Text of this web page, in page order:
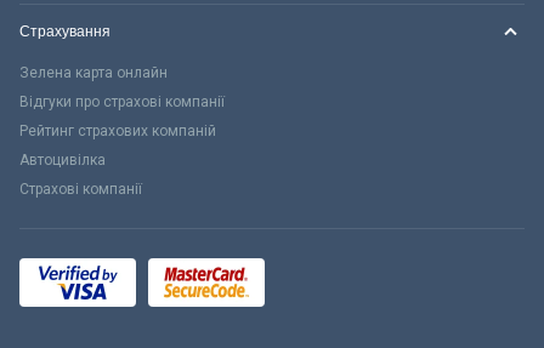
Страхування
Зелена карта онлайн
Відгуки про страхові компанії
Рейтинг страхових компаній
Автоцивілка
Страхові компанії